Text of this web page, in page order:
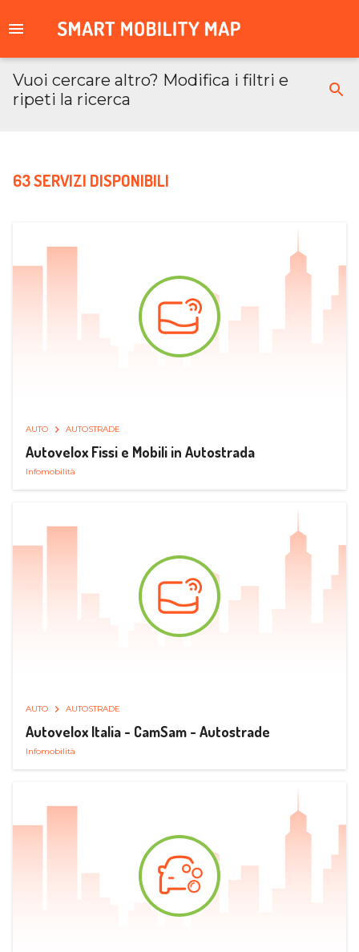
Vuoi cercare altro? Modifica i filtri e
ripeti la ricerca
63 SERVIZI DISPONIBILI
AUTO AUTOSTRADE
Autovelox Fissi e Mobili in Autostrada
Infomobilità
AUTO AUTOSTRADE
Autovelox Italia - CamSam - Autostrade
Infomobilità